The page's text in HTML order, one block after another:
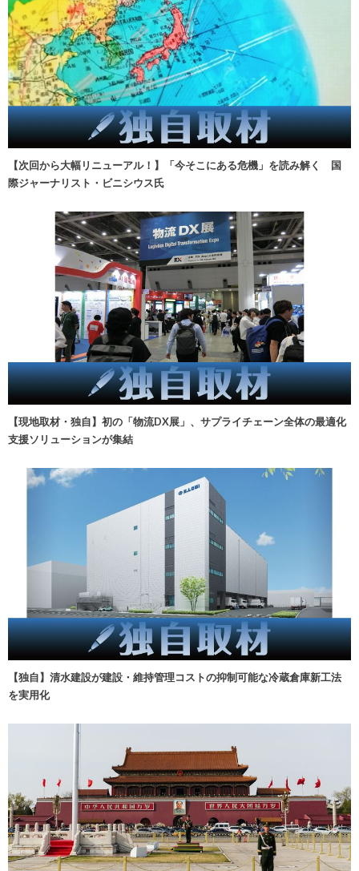
【次回から大幅リニューアル！】「今そこにある危機」を読み解く 国
際ジャーナリスト・ビニシウス氏
【現地取材・独自】初の「物流DX展」、サプライチェーン全体の最適化
支援ソリューションが集結
【独自】清水建設が建設・維持管理コストの抑制可能な冷蔵倉庫新工法
を実用化